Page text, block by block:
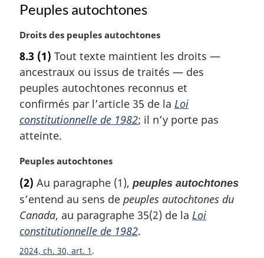
Peuples autochtones
N
t
e
m
a
g
i
a
l
e
:
Droits des peuples autochtones
8.3 (1) Tout texte maintient les droits —
ancestraux ou issus de traités — des
peuples autochtones reconnus et
confirmés par l’article 35 de la Loi
constitutionnelle de 1982; il n’y porte pas
atteinte.
N
t
e
m
r
g
Peuples autochtones
(2) Au paragraphe (1), peuples autochtones
s’entend au sens de peuples autochtones du
Canada, au paragraphe 35(2) de la Loi
constitutionnelle de 1982.
2024, ch. 30, art. 1